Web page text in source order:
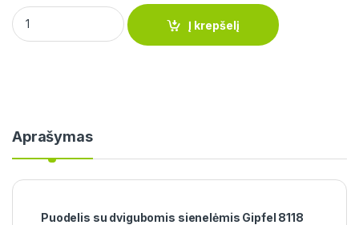
Puodelis su dvigubomis sienelėmis Gipfel 8118 quantity
Į krepšelį
Aprašymas
Puodelis su dvigubomis sienelėmis Gipfel 8118